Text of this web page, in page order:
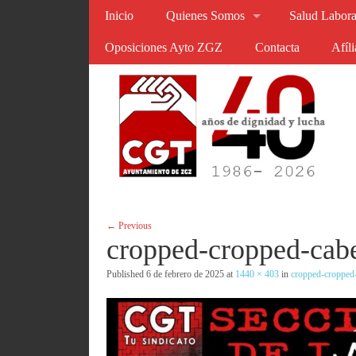
Inicio Quienes Somos Salud
Oposiciones Ayto ZGZ Contacta
← Previous
cropped-cropped-
Published6 de febrero de 2025 at 1440 × 403 incropped-